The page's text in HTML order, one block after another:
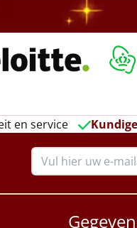
en service